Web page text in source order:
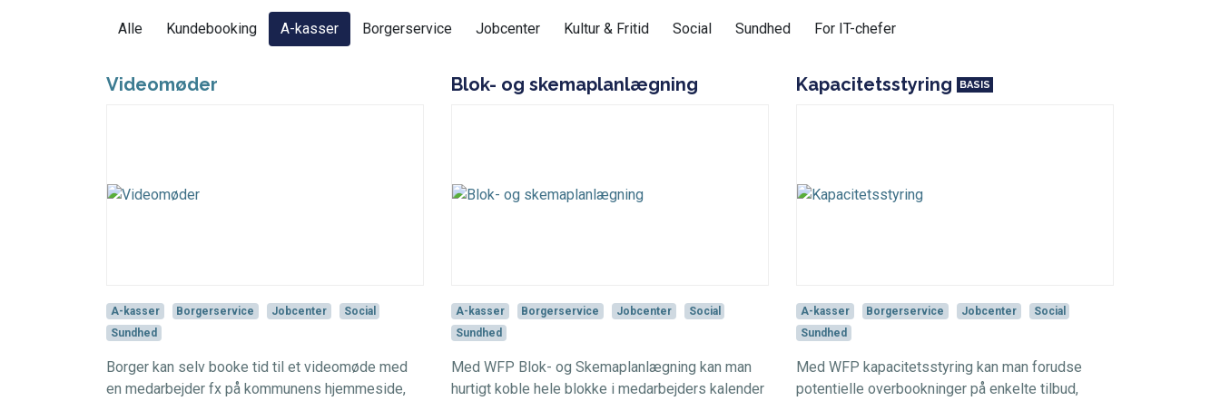
Alle Kundebooking A-kasser Borgerservice Jobcenter Kultur & Fritid Social Sundhed For IT-chefer
Videomøder
A-kasser Borgerservice Jobcenter
Social
Sundhed
Borger kan selv booke tid til et videomøde med
en medarbejder fx på kommunens hjemmeside,
Blok- og skemaplanlægning
A-kasser Borgerservice Jobcenter
Social
Sundhed
Med WFP Blok- og Skemaplanlægning kan man
hurtigt koble hele blokke i medarbejders kalender
Kapacitetsstyring
A-kasser Borgerservice Jobcenter
Social
Sundhed
Med WFP kapacitetsstyring kan man forudse
potentielle overbookninger på enkelte tilbud,